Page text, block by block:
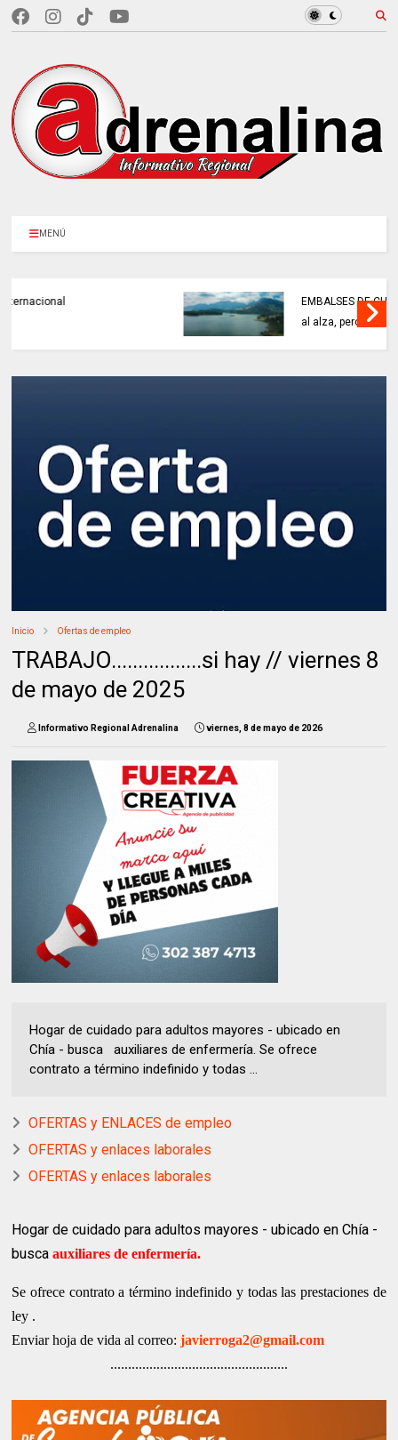
MENÚ
EMBALSES DE CUNDINAMARCA cierran julio
al alza, pero El Niño ya está en camino.
Inicio Ofertas de empleo
TRABAJO.................si hay // viernes 8
de mayo de 2025
Informativo Regional Adrenalina viernes, 8 de mayo de 2026
Hogar de cuidado para adultos mayores - ubicado en
Chía - busca auxiliares de enfermería. Se ofrece
contrato a término indefinido y todas ...
OFERTAS y ENLACES de empleo
OFERTAS y enlaces laborales
OFERTAS y enlaces laborales
Hogar de cuidado para adultos mayores - ubicado en Chía -
busca auxiliares de enfermería.
Se ofrece contrato a término indefinido y todas las prestaciones de
ley .
Enviar hoja de vida al correo: javierroga2@gmail.com
..................................................